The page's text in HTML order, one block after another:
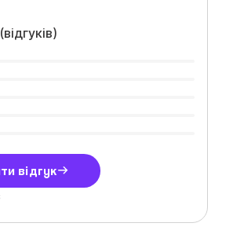
відгук